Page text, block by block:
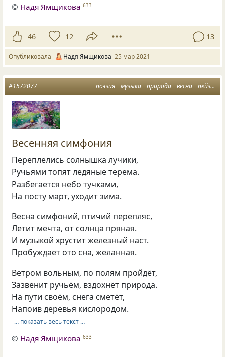
© Надя Ямщикова 633
46 12 13
Опубликовала Надя Ямщикова 25 мар 2021
поэзия музыка природа весна пейзажная лирика
#1572077
Весенняя симфония
Переплелись солнышка лучики,
Ручьями топят ледяные терема.
Разбегается небо тучками,
На посту март, уходит зима.
Весна симфоний, птичий перепляс,
Летит мечта, от солнца пряная.
И музыкой хрустит железный наст.
Пробуждает ото сна, желанная.
Ветром вольным, по полям пройдёт,
Зазвенит ручьём, вздохнёт природа.
На пути своём, снега сметёт,
Напоив деревья кислородом.
… показать весь текст …
© Надя Ямщикова 633